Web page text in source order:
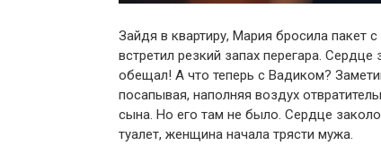
Зайдя в квартиру, Мария бросила пакет
встретил резкий запах перегара.
обещал! А что теперь с Вадиком?
посапывая, наполняя воздух
сына. Но его там не было. Сердце
туалет, женщина начала трясти мужа.